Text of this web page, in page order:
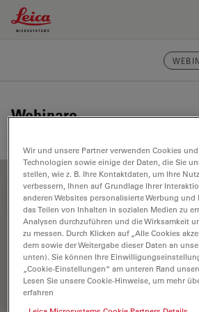
Leica Microsystems Logo
Webinare
FILTER ARTICLES
Pathologische Mikroskopie
Wir und unsere Partner verwenden Cookies
Technologien sowie einige der Daten, die Sie
stellen, wie z. B. Ihre Kontaktdaten, um Ihre
verbessern, Ihnen auf Grundlage Ihrer
anderen Websites personalisierte Werbung und
das Teilen von Inhalten in sozialen Medien zu
Analysen durchzuführen und die Wirksamkeit
zu messen. Durch Klicken auf „Alle Cookies
dem sowie der Weitergabe dieser Daten an
unten). Sie können Ihre
„Cookie-Einstellungen“ am unteren Rand
Lesen Sie unsere Cookie-Hinweise, um mehr
erfahren